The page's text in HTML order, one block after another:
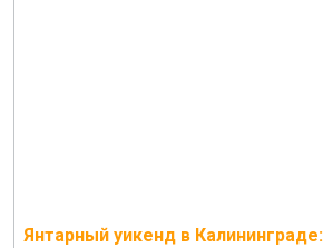
Янтарный уикенд в